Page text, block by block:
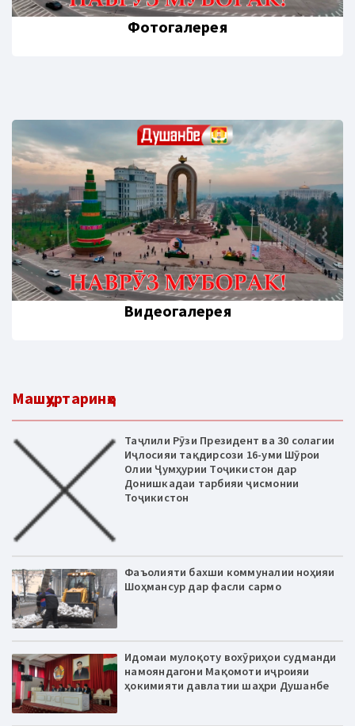
Фотогалерея
Видеогалерея
Машҳуртаринҳо
Таҷлили Рӯзи Президент ва 30 солагии
Иҷлосияи тақдирсози 16-уми Шӯрои
Олии Ҷумҳурии Тоҷикистон дар
Донишкадаи тарбияи ҷисмонии
Тоҷикистон
Фаъолияти бахши коммуналии ноҳияи
Шоҳмансур дар фасли сармо
Идомаи мулоқоту вохӯриҳои судманди
намояндагони Мақомоти иҷроияи
ҳокимияти давлатии шаҳри Душанбе